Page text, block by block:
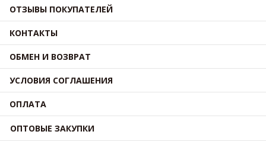
ОТЗЫВЫ ПОКУПАТЕЛЕЙ
КОНТАКТЫ
ОБМЕН И ВОЗВРАТ
УСЛОВИЯ СОГЛАШЕНИЯ
ОПЛАТА
ОПТОВЫЕ ЗАКУПКИ